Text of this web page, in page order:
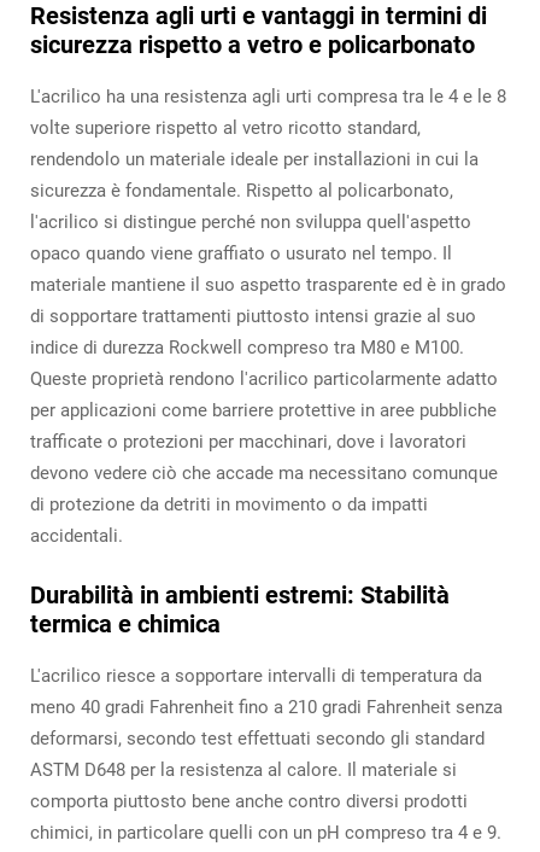
Resistenza agli urti e vantaggi in termini di
sicurezza rispetto a vetro e policarbonato
L'acrilico ha una resistenza agli urti compresa tra le 4 e le 8
volte superiore rispetto al vetro ricotto standard,
rendendolo un materiale ideale per installazioni in cui la
sicurezza è fondamentale. Rispetto al policarbonato,
l'acrilico si distingue perché non sviluppa quell'aspetto
opaco quando viene graffiato o usurato nel tempo. Il
materiale mantiene il suo aspetto trasparente ed è in grado
di sopportare trattamenti piuttosto intensi grazie al suo
indice di durezza Rockwell compreso tra M80 e M100.
Queste proprietà rendono l'acrilico particolarmente adatto
per applicazioni come barriere protettive in aree pubbliche
trafficate o protezioni per macchinari, dove i lavoratori
devono vedere ciò che accade ma necessitano comunque
di protezione da detriti in movimento o da impatti
accidentali.
Durabilità in ambienti estremi: Stabilità
termica e chimica
L'acrilico riesce a sopportare intervalli di temperatura da
meno 40 gradi Fahrenheit fino a 210 gradi Fahrenheit senza
deformarsi, secondo test effettuati secondo gli standard
ASTM D648 per la resistenza al calore. Il materiale si
comporta piuttosto bene anche contro diversi prodotti
chimici, in particolare quelli con un pH compreso tra 4 e 9.